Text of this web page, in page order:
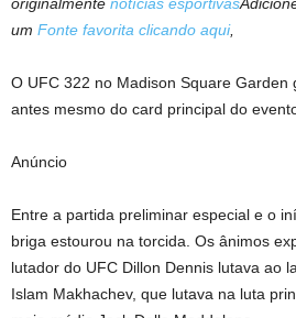
um Fonte favorita clicando aqui,
O UFC 322 no Madison Square Garden
antes mesmo do card principal do
Anúncio
Entre a partida preliminar especial e o
briga estourou na torcida. Os ânimos
lutador do UFC Dillon Dennis lutava ao
Islam Makhachev, que lutava na luta